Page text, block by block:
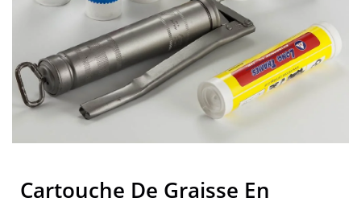
Cartouche De Graisse En